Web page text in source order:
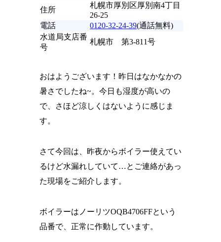
住所
札幌市厚別区厚別南4丁目
26-25
電話
0120-32-24-39(通話無料)
水道局支店番
号
札幌市 第3-811号
おはようございます！昨日はなかなかの
暑さでしたね~。今日も湿度が高いの
で、さほど涼しくはないように感じま
す。
さて今回は、昨夜からボイラー使えてい
るけど水漏れしていて…とご連絡があっ
た現場をご紹介します。
ボイラーはノーリツOQB4706FFという
品番で、正常に作動しています。